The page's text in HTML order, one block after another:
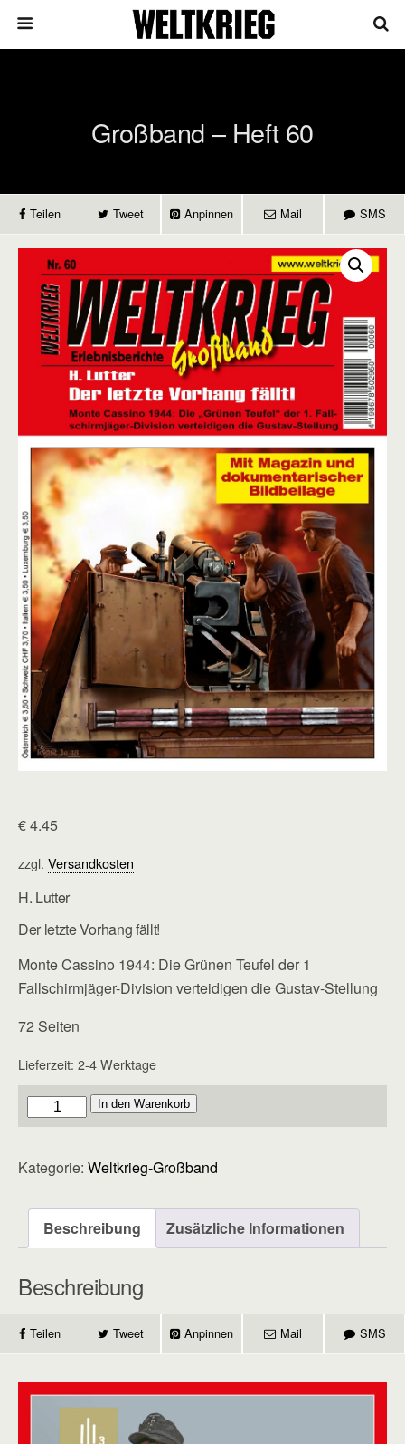
Großband – Heft 60
Teilen Tweet Anpinnen Mail SMS
€4.45
zzgl. Versandkosten
H. Lutter
Der letzte Vorhang fällt!
Monte Cassino 1944: Die Grünen Teufel der 1
Fallschirmjäger-Division verteidigen die Gustav-Stellung
72 Seiten
Lieferzeit: 2-4 Werktage
Großband
-
60
In den Warenkorb
Kategorie: Weltkrieg-Großband
Beschreibung Zusätzliche Informationen
Beschreibung
Teilen Tweet Anpinnen Mail SMS